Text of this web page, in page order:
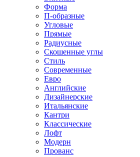
Форма
П-образные
Угловые
Прямые
Радиусные
Скошенные углы
Стиль
Современные
Евро
Английские
Дизайнерские
Итальянские
Кантри
Классические
Лофт
Модерн
Прованс